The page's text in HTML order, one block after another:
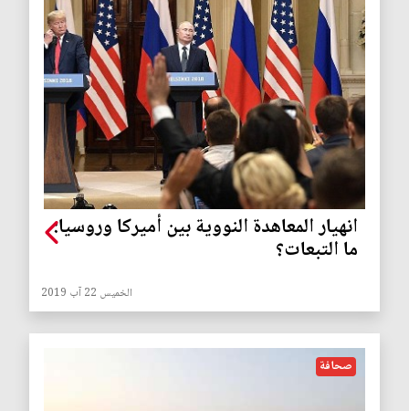
انهيار المعاهدة النووية بين أميركا وروسيا:
ما التبعات؟
الخميس 22 آب 2019
صحافة